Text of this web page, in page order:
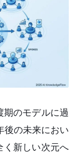
のモデルに過
後の未来におい
く新しい次元へ